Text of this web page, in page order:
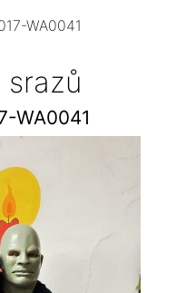
WA0041
srazů
WA0041